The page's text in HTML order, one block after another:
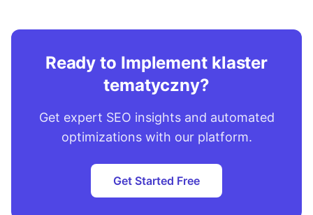
Ready to Implement klaster
tematyczny?
Get expert SEO insights and automated
optimizations with our platform.
Get Started Free